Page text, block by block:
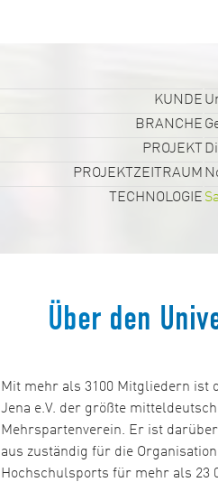
KUNDE
BRANCHE
PROJEKT
PROJEKTZEITRAUM
TECHNOLOGIE
Über den
Mit mehr als 3100 Mitgliedern ist
Jena e.V. der größte
Mehrspartenverein. Er ist
aus zuständig für die
Hochschulsports für mehr als 23